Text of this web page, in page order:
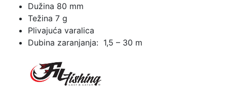
Dužina 80 mm
Težina 7 g
Plivajuća varalica
Dubina zaranjanja: 1,5 – 30 m